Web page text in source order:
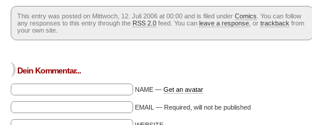
This entry was posted on Mittwoch, 12. Juli 2006 at 00:00 and is filed under Comics . You can follow
any responses to this entry through the RSS 2.0 feed. You can leave a response , or trackback from
your own site.
) Dein Kommentar...
NAME — Get an avatar
EMAIL — Required, will not be published